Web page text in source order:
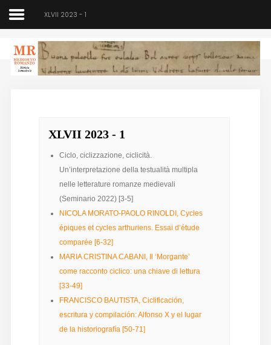
Medioevo Romanzo
Chi siamo
Direzione
Seminario
Diffusione
XLVII 2023 - 1
XLVII 2023 - 1
Ciclo, ciclizzazione, ciclicità.
Un’interpretazione della testualità multipla
nelle letterature romanze medievali
(Seminario 2022) [3-5]
NICOLA MORATO-PAOLO RINOLDI, Cycles
épiques et cycles arthuriens. Essai d’étude
comparée [6-32]
MARIA CRISTINA CABANI, Il ‘Morgante’
come racconto ciclico: una chiave di lettura
[33-49]
FRANCISCO BAUTISTA, Ciclificación,
escritura y compilación: Alfonso X y el lugar
de la historiografía [50-71]